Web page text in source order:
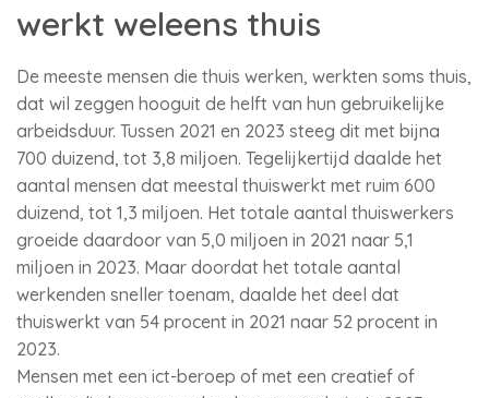
werkt weleens thuis
De meeste mensen die thuis werken, werkten soms thuis,
dat wil zeggen hooguit de helft van hun gebruikelijke
arbeidsduur. Tussen 2021 en 2023 steeg dit met bijna
700 duizend, tot 3,8 miljoen. Tegelijkertijd daalde het
aantal mensen dat meestal thuiswerkt met ruim 600
duizend, tot 1,3 miljoen. Het totale aantal thuiswerkers
groeide daardoor van 5,0 miljoen in 2021 naar 5,1
miljoen in 2023. Maar doordat het totale aantal
werkenden sneller toenam, daalde het deel dat
thuiswerkt van 54 procent in 2021 naar 52 procent in
2023.
Mensen met een ict-beroep of met een creatief of